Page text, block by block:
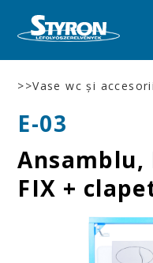
>>Vase wc şi accesorii
E-03
Ansamblu,
FIX +